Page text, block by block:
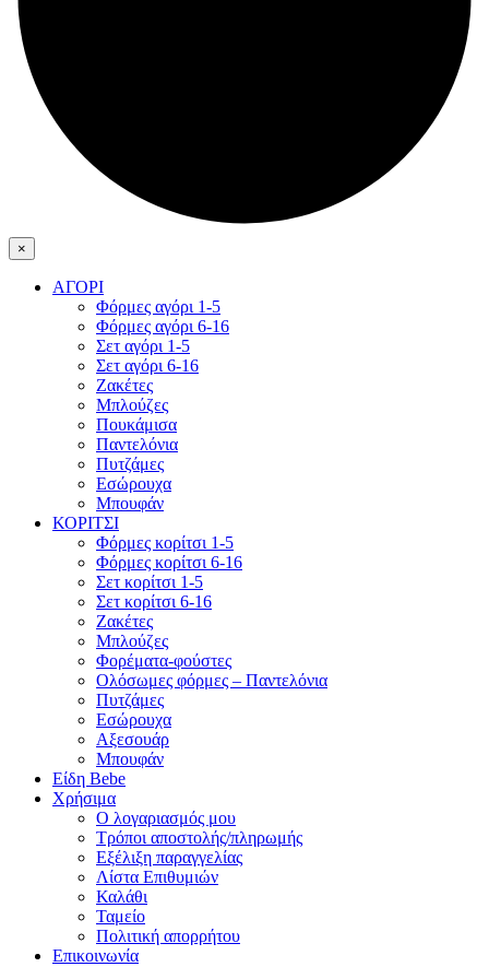
×
ΑΓΟΡΙ
Φόρμες αγόρι 1-5
Φόρμες αγόρι 6-16
Σετ αγόρι 1-5
Σετ αγόρι 6-16
Ζακέτες
Μπλούζες
Πουκάμισα
Παντελόνια
Πυτζάμες
Εσώρουχα
Μπουφάν
ΚΟΡΙΤΣΙ
Φόρμες κορίτσι 1-5
Φόρμες κορίτσι 6-16
Σετ κορίτσι 1-5
Σετ κορίτσι 6-16
Ζακέτες
Μπλούζες
Φορέματα-φούστες
Ολόσωμες φόρμες – Παντελόνια
Πυτζάμες
Εσώρουχα
Αξεσουάρ
Μπουφάν
Είδη Bebe
Χρήσιμα
Ο λογαριασμός μου
Τρόποι αποστολής/πληρωμής
Εξέλιξη παραγγελίας
Λίστα Επιθυμιών
Καλάθι
Ταμείο
Πολιτική απορρήτου
Επικοινωνία